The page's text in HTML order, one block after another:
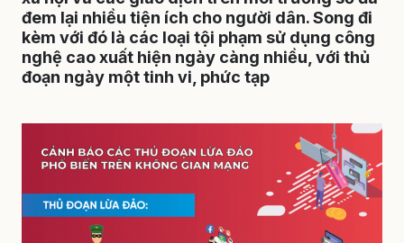
đem lại nhiều tiện ích cho người dân. Song đi
kèm với đó là các loại tội phạm sử dụng công
nghệ cao xuất hiện ngày càng nhiều, với thủ
đoạn ngày một tinh vi, phức tạp